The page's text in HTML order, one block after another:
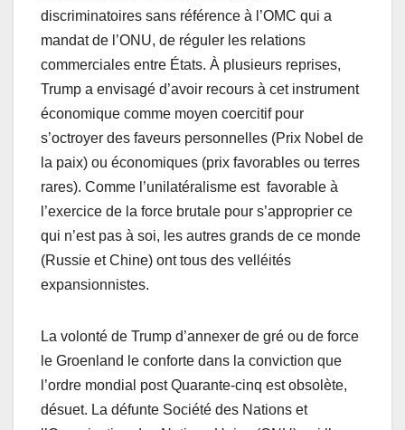
discriminatoires sans référence à l’OMC qui a
mandat de l’ONU, de réguler les relations
commerciales entre États. À plusieurs reprises,
Trump a envisagé d’avoir recours à cet instrument
économique comme moyen coercitif pour
s’octroyer des faveurs personnelles (Prix Nobel de
la paix) ou économiques (prix favorables ou terres
rares). Comme l’unilatéralisme est favorable à
l’exercice de la force brutale pour s’approprier ce
qui n’est pas à soi, les autres grands de ce monde
(Russie et Chine) ont tous des velléités
expansionnistes.
La volonté de Trump d’annexer de gré ou de force
le Groenland le conforte dans la conviction que
l’ordre mondial post Quarante-cinq est obsolète,
désuet. La défunte Société des Nations et